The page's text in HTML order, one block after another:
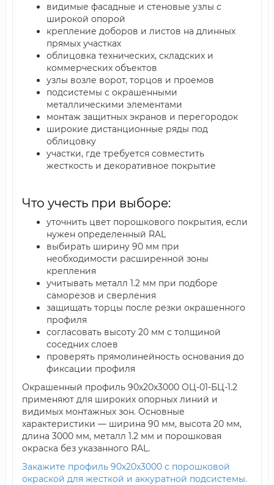
видимые фасадные и стеновые узлы с
широкой опорой
крепление доборов и листов на длинных
прямых участках
облицовка технических, складских и
коммерческих объектов
узлы возле ворот, торцов и проемов
подсистемы с окрашенными
металлическими элементами
монтаж защитных экранов и перегородок
широкие дистанционные ряды под
облицовку
участки, где требуется совместить
жесткость и декоративное покрытие
Что учесть при выборе:
уточнить цвет порошкового покрытия, если
нужен определенный RAL
выбирать ширину 90 мм при
необходимости расширенной зоны
крепления
учитывать металл 1.2 мм при подборе
саморезов и сверления
защищать торцы после резки окрашенного
профиля
согласовать высоту 20 мм с толщиной
соседних слоев
проверять прямолинейность основания до
фиксации профиля
Окрашенный профиль 90х20х3000 ОЦ-01-БЦ-1.2
применяют для широких опорных линий и
видимых монтажных зон. Основные
характеристики — ширина 90 мм, высота 20 мм,
длина 3000 мм, металл 1.2 мм и порошковая
окраска без указанного RAL.
Закажите профиль 90х20х3000 с порошковой
окраской для жесткой и аккуратной подсистемы.